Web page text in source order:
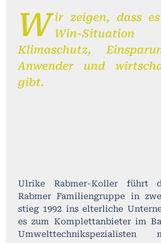
W ir zeigen, dass
Win-
Klimaschutz,
Anwender und
gibt.
Ulrike Rabmer-Koller führt
Rabmer Familiengruppe in
stieg 1992 ins elterliche
es zum Komplettanbieter im